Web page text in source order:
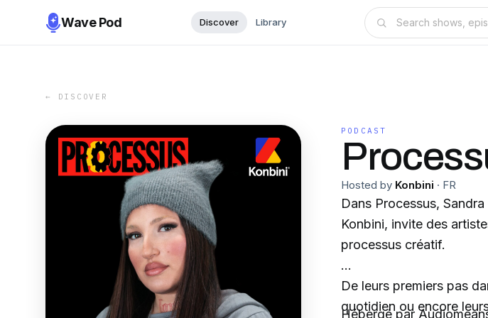
Wave Pod Discover Library
← DISCOVER
PODCAST
Hosted by Konbini · FR
Dans Processus,
Konbini, invite des
processus créatif.
De leurs premiers pas
quotidien ou encore
Hébergé par